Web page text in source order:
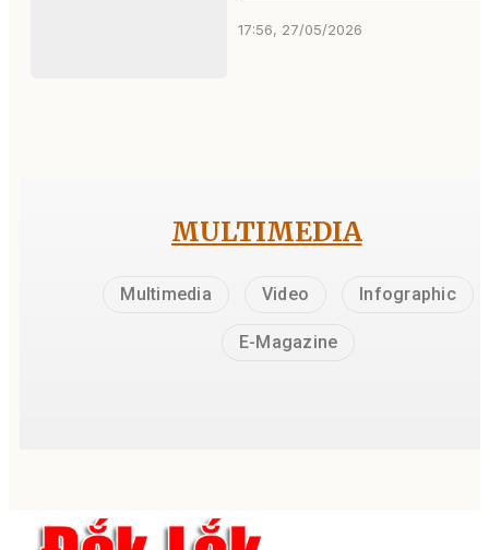
17:56, 27/05/2026
MULTIMEDIA
Multimedia Video Infographic
E-Magazine